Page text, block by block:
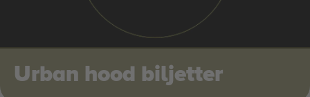
Urban hood biljetter